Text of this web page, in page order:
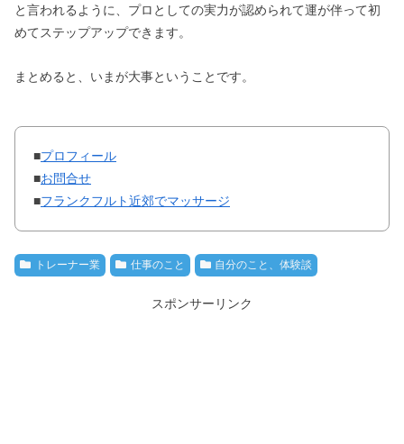
と言われるように、プロとしての実力が認められて運が伴って初
めてステップアップできます。
まとめると、いまが大事ということです。
■プロフィール
■お問合せ
■フランクフルト近郊でマッサージ
トレーナー業 仕事のこと 自分のこと、体験談
スポンサーリンク